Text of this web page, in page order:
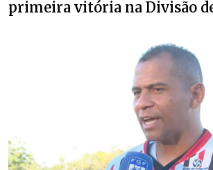
primeira vitória na Divisão